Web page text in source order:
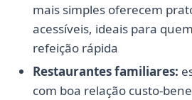
mais simples oferecem
acessíveis, ideais para
refeição rápida
Restaurantes familiares:
com boa relação custo-